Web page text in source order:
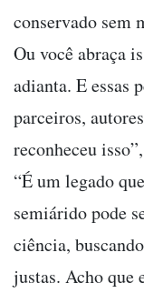
conservado sem
Ou você abraça
adianta. E essas
parceiros,
reconheceu
“É um legado
semiárido pode
ciência,
justas. Acho que